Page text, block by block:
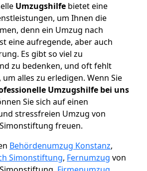
Umzugshilfe bietet eine
um Ihnen die
denn ein Umzug nach
eine aufregende, aber auch
Es gibt so viel zu
zu bedenken, und oft fehlt
alles zu erledigen. Wenn Sie
Umzugshilfe bei uns
Sie sich auf einen
stressfreien Umzug von
freuen.
Behördenumzug Konstanz,
Simonstiftung, Fernumzug von